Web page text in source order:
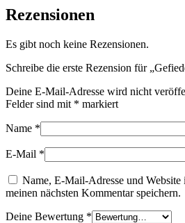
Rezensionen
Es gibt noch keine Rezensionen.
Schreibe die erste Rezension für
Deine E-Mail-Adresse wird nicht
Felder sind mit * markiert
Name *
E-Mail *
Name, E-Mail-Adresse und
meinen nächsten Kommentar speichern.
Deine Bewertung *